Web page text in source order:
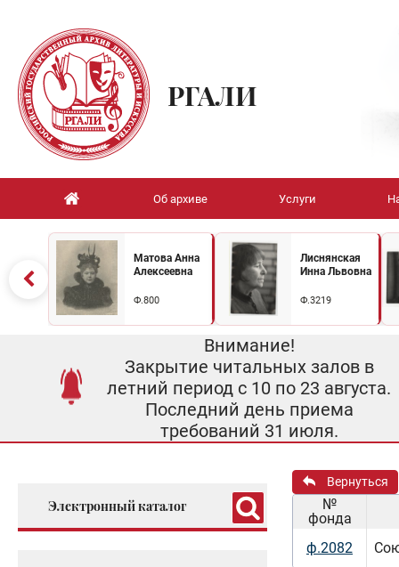
РГАЛИ
Об архиве Услуги
Матова Анна
Алексеевна
Ф.800
Лиснянская
Инна Львовна
Ф.3219
Внимание!
Закрытие читальных залов в
летний период с 10 по 23 августа.
Последний день приема
требований 31 июля.
Электронный каталог
Вернуться
№
фонда
ф.2082